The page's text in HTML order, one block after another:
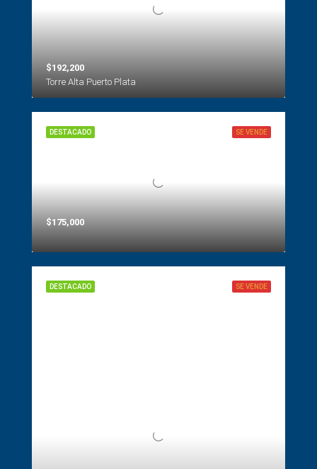
$192,200
Torre Alta Puerto Plata
SE VENDE
DESTACADO
$175,000
SE VENDE
DESTACADO